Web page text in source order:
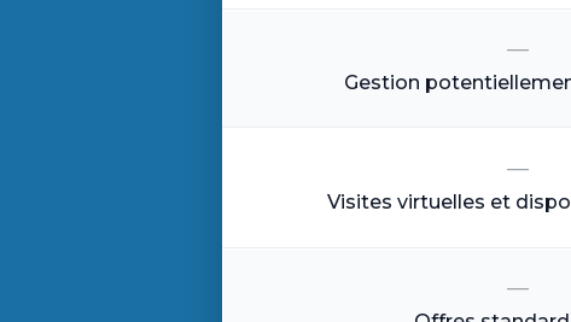
—
Gestion
—
Visites virtuelles et
—